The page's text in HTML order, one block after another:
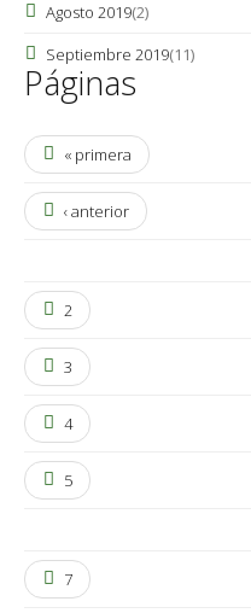
Agosto 2019(2)
Septiembre 2019(11)
Páginas
« primera
‹ anterior
2
3
4
5
7